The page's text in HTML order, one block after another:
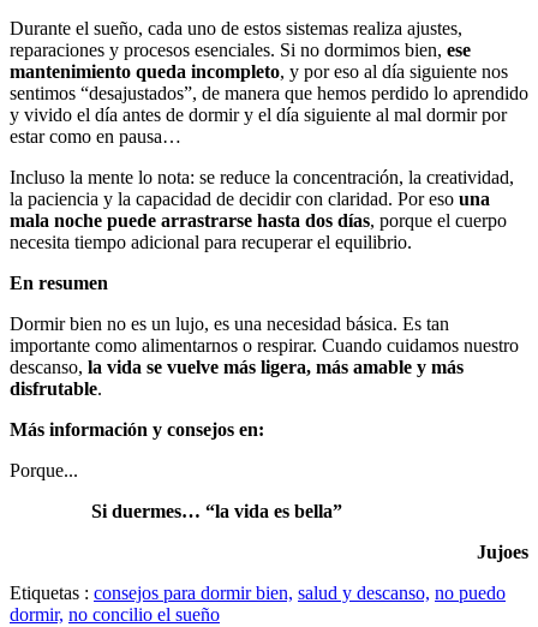
Durante el sueño, cada uno de estos sistemas realiza ajustes,
reparaciones y procesos esenciales. Si no dormimos bien, ese
mantenimiento queda incompleto, y por eso al día siguiente nos
sentimos “desajustados”, de manera que hemos perdido lo aprendido
y vivido el día antes de dormir y el día siguiente al mal dormir por
estar como en pausa…
Incluso la mente lo nota: se reduce la concentración, la creatividad,
la paciencia y la capacidad de decidir con claridad. Por eso una
mala noche puede arrastrarse hasta dos días, porque el cuerpo
necesita tiempo adicional para recuperar el equilibrio.
En resumen
Dormir bien no es un lujo, es una necesidad básica. Es tan
importante como alimentarnos o respirar. Cuando cuidamos nuestro
descanso, la vida se vuelve más ligera, más amable y más
disfrutable.
Más información y consejos en:
Porque...
Si duermes… “la vida es bella”
Jujoes
Etiquetas : consejos para dormir bien, salud y descanso, no puedo
dormir, no concilio el sueño